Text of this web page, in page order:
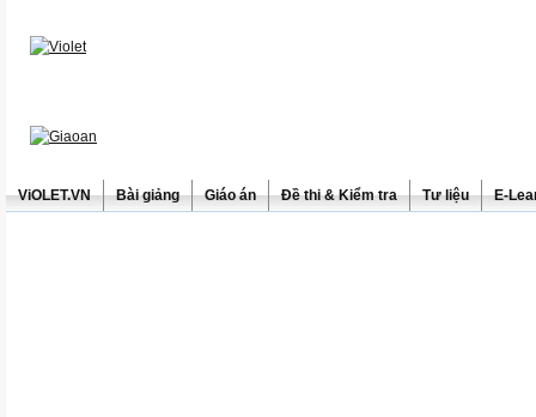
ViOLET.VN Bài giảng Giáo án Đề thi & Kiểm tra Tư liệu E-